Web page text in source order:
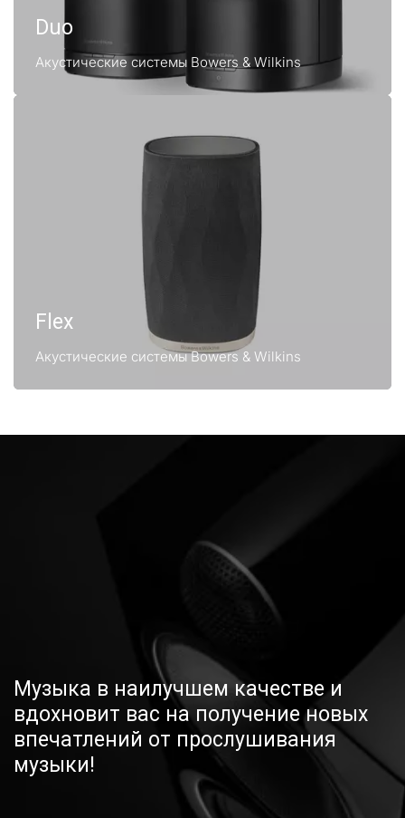
Duo
Акустические системы Bowers & Wilkins
Flex
Акустические системы Bowers & Wilkins
Музыка в наилучшем качестве и
вдохновит вас на получение новых
впечатлений от прослушивания
музыки!